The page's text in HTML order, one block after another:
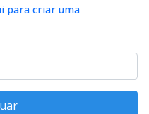
para criar uma